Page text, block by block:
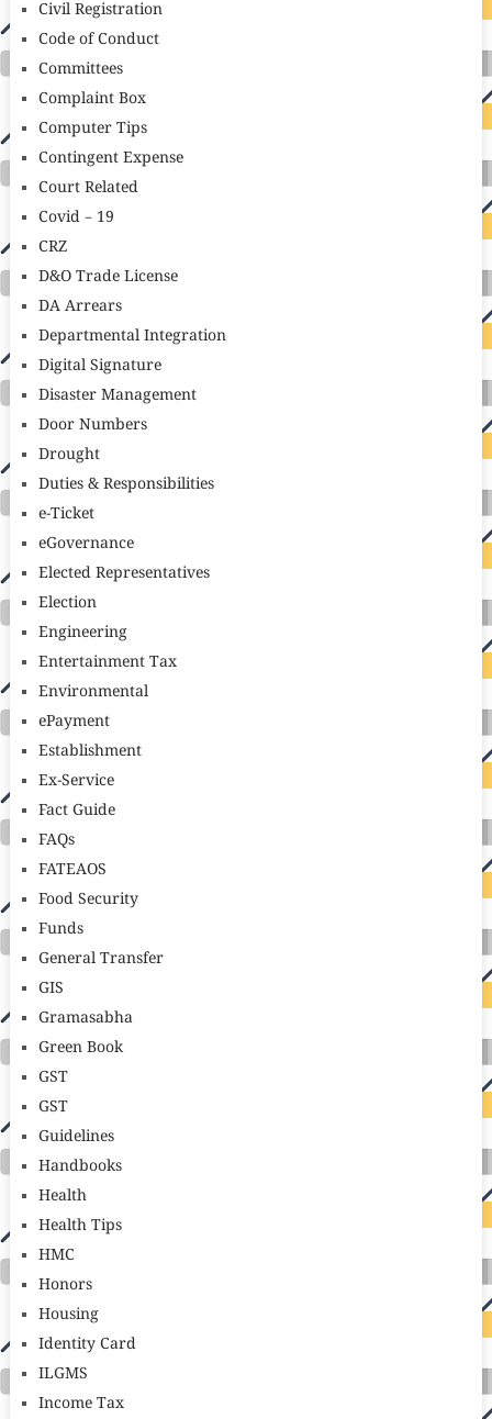
Civil Registration
Code of Conduct
Committees
Complaint Box
Computer Tips
Contingent Expense
Court Related
Covid – 19
CRZ
D&O Trade License
DA Arrears
Departmental Integration
Digital Signature
Disaster Management
Door Numbers
Drought
Duties & Responsibilities
e-Ticket
eGovernance
Elected Representatives
Election
Engineering
Entertainment Tax
Environmental
ePayment
Establishment
Ex-Service
Fact Guide
FAQs
FATEAOS
Food Security
Funds
General Transfer
GIS
Gramasabha
Green Book
GST
GST
Guidelines
Handbooks
Health
Health Tips
HMC
Honors
Housing
Identity Card
ILGMS
Income Tax